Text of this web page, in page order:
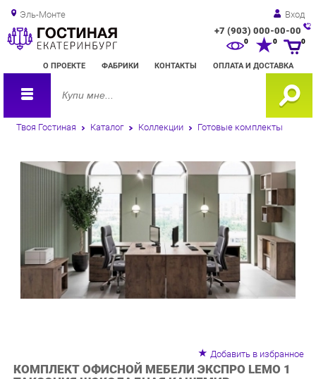
Эль-Монте Вход
+7 (903) 000-00-00
О ПРОЕКТЕ ФАБРИКИ КОНТАКТЫ ОПЛАТА И ДОСТАВКА
0 0
Твоя Гостиная Каталог Коллекции Готовые комплекты
КОМПЛЕКТ ОФИСНОЙ МЕБЕЛИ ЭКСПРО LEMO 1
ТАКСОНИЯ ШОКОЛАДНАЯ КАШЕМИР